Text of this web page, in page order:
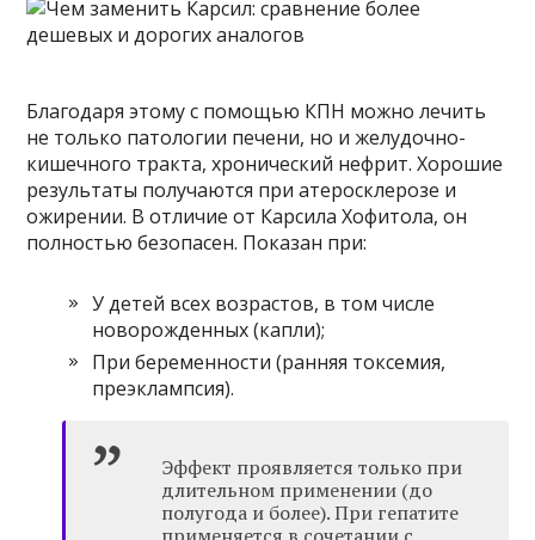
Благодаря этому с помощью КПН можно лечить
не только патологии печени, но и желудочно-
кишечного тракта, хронический нефрит. Хорошие
результаты получаются при атеросклерозе и
ожирении. В отличие от Карсила Хофитола, он
полностью безопасен. Показан при:
У детей всех возрастов, в том числе
новорожденных (капли);
При беременности (ранняя токсемия,
преэклампсия).
Эффект проявляется только при
длительном применении (до
полугода и более). При гепатите